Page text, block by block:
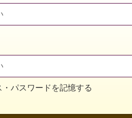
・パスワードを記憶する